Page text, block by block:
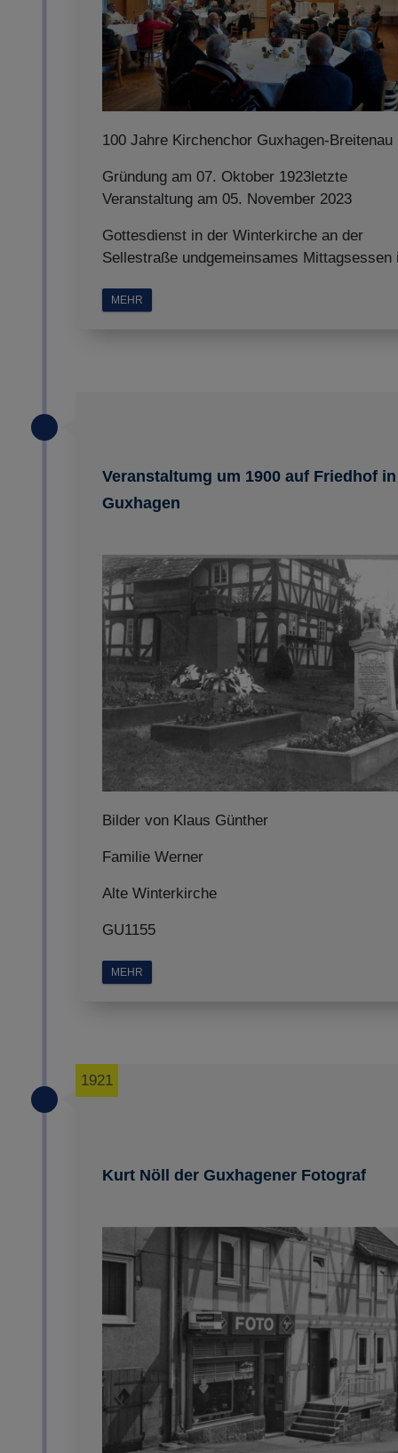
100 Jahre Kirchenchor Guxhagen-Breitenau
Gründung am 07. Oktober 1923letzte
Veranstaltung am 05. November 2023
Gottesdienst in der Winterkirche an der
Sellestraße undgemeinsames Mittagsessen
MEHR
Veranstaltumg um 1900 auf Friedhof in
Guxhagen
Bilder von Klaus Günther
Familie Werner
Alte Winterkirche
GU1155
MEHR
Kurt Nöll der Guxhagener Fotograf
1921